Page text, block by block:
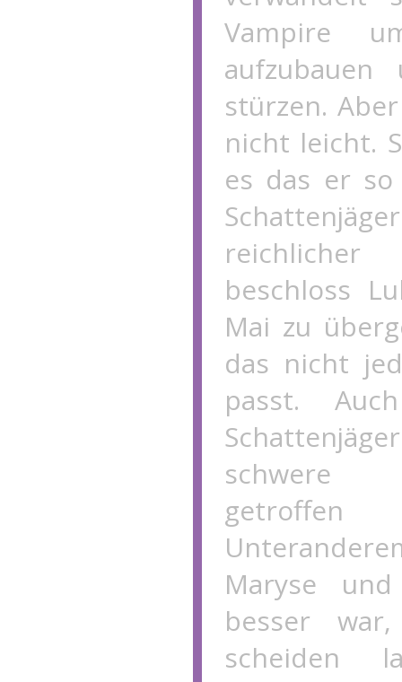
Vampire
stürzen.
nicht leicht.
es das er
beschloss
Mai zu
das nicht
passt.
schwere
Maryse
besser
scheiden